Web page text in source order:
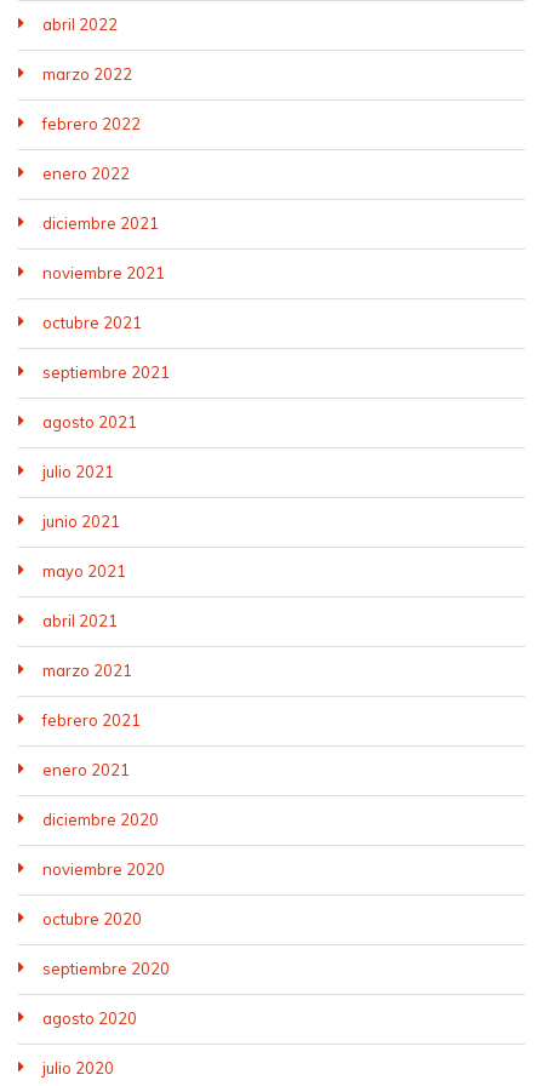
abril 2022
marzo 2022
febrero 2022
enero 2022
diciembre 2021
noviembre 2021
octubre 2021
septiembre 2021
agosto 2021
julio 2021
junio 2021
mayo 2021
abril 2021
marzo 2021
febrero 2021
enero 2021
diciembre 2020
noviembre 2020
octubre 2020
septiembre 2020
agosto 2020
julio 2020